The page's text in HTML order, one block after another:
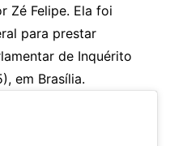
Zé Felipe. Ela foi
para prestar
de Inquérito
em Brasília.